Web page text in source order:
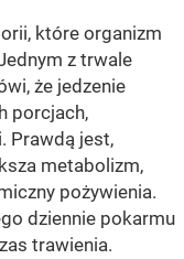
które organizm
z trwale
że jedzenie
porcjach,
Prawdą jest,
metabolizm,
pożywienia.
dziennie pokarmu
trawienia.